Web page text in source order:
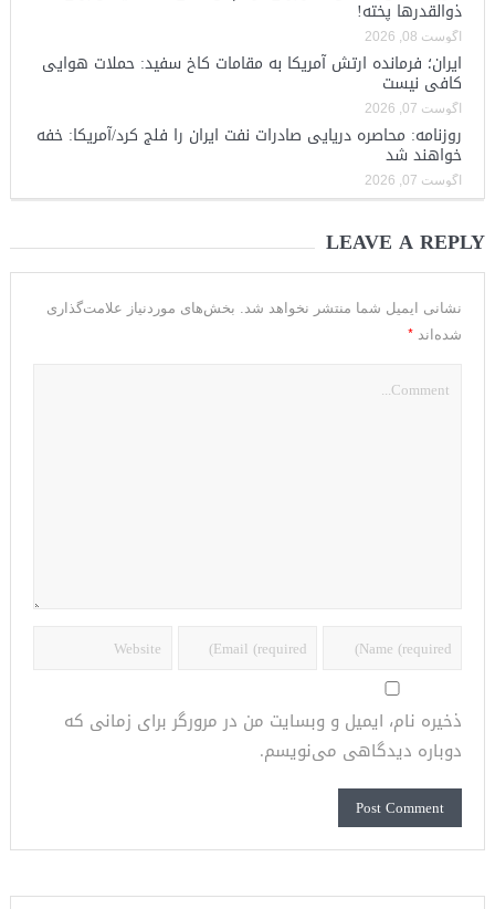
ذوالقدرها پخته!
آگوست 08, 2026
ایران؛ فرمانده ارتش آمریکا به مقامات کاخ سفید: حملات هوایی
کافی نیست
آگوست 07, 2026
روزنامه: محاصره دریایی صادرات نفت ایران را فلج کرد/آمریکا: خفه
خواهند شد
آگوست 07, 2026
LEAVE A REPLY
نشانی ایمیل شما منتشر نخواهد شد. بخش‌های موردنیاز علامت‌گذاری
شده‌اند *
ذخیره نام، ایمیل و وبسایت من در مرورگر برای زمانی که
دوباره دیدگاهی می‌نویسم.